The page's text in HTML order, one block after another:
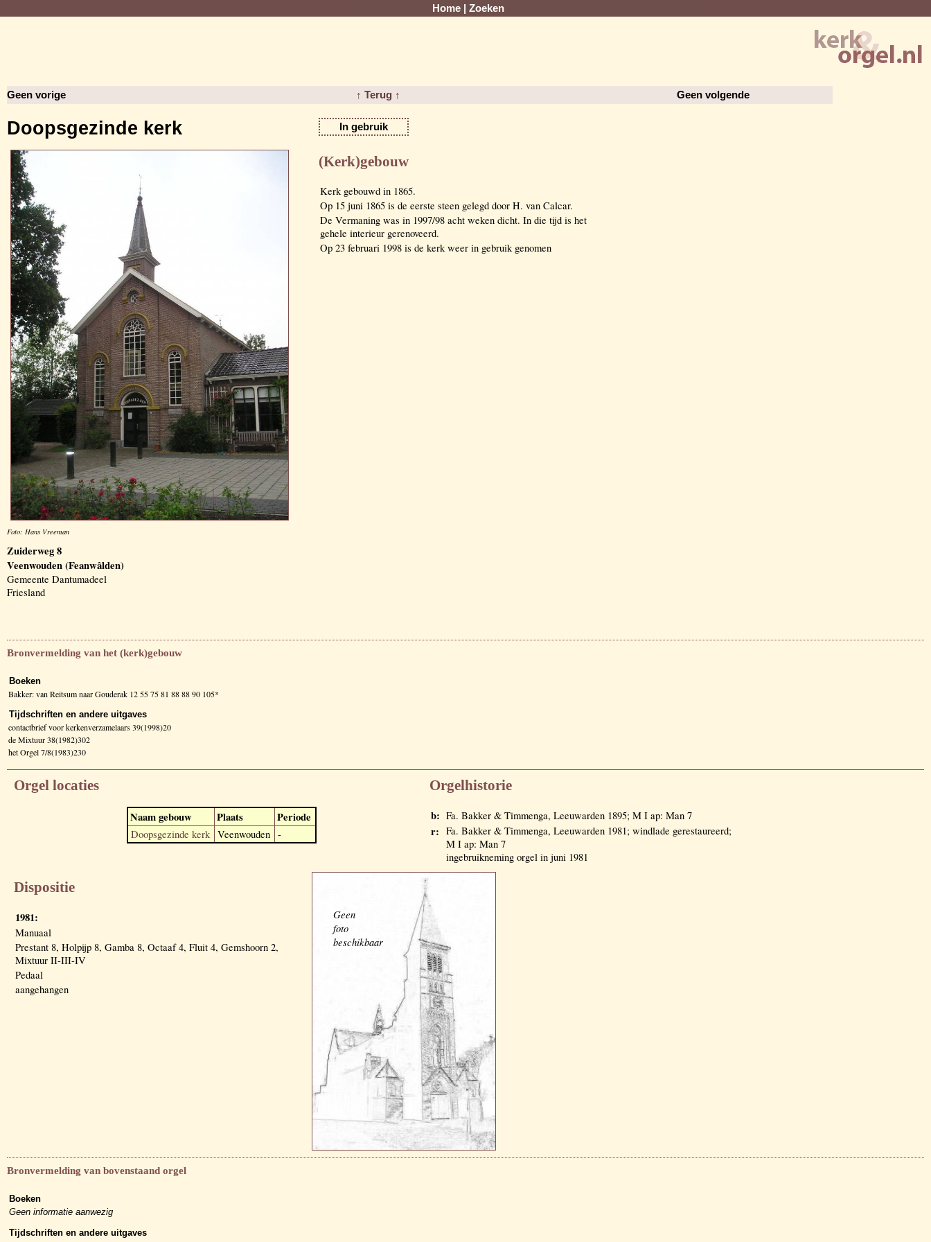
Home Zoeken
Geen vorige ↑ Terug ↑ Geen volgende
Doopsgezinde kerk In gebruik
Foto: Hans Vreeman
Zuiderweg 8
Veenwouden (Feanwâlden)
Gemeente Dantumadeel
Friesland
(Kerk)gebouw
Kerk gebouwd in 1865.
Op 15 juni 1865 is de eerste steen gelegd door H. van Calcar.
De Vermaning was in 1997/98 acht weken dicht. In die tijd is het
gehele interieur gerenoveerd.
Op 23 februari 1998 is de kerk weer in gebruik genomen
Bronvermelding van het (kerk)gebouw
Boeken
Bakker: van Reitsum naar Gouderak 12 55 75 81 88 88 90 105*
Tijdschriften en andere uitgaves
contactbrief voor kerkenverzamelaars 39(1998)20
de Mixtuur 38(1982)302
het Orgel 7/8(1983)230
Orgel locaties
Naam gebouw Plaats Periode
Doopsgezinde kerk Veenwouden -
Orgelhistorie
b: Fa. Bakker & Timmenga, Leeuwarden 1895; M I ap: Man 7
r: Fa. Bakker & Timmenga, Leeuwarden 1981; windlade gerestaureerd;
M I ap: Man 7
ingebruikneming orgel in juni 1981
Dispositie
1981:
Manuaal
Prestant 8, Holpijp 8, Gamba 8, Octaaf 4, Fluit 4, Gemshoorn 2,
Mixtuur II-III-IV
Pedaal
aangehangen
Geen
foto
beschikbaar
Bronvermelding van bovenstaand orgel
Boeken
Geen informatie aanwezig
Tijdschriften en andere uitgaves